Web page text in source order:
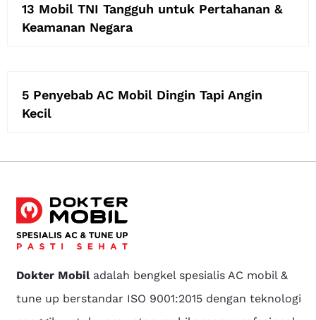
13 Mobil TNI Tangguh untuk Pertahanan &
Keamanan Negara
5 Penyebab AC Mobil Dingin Tapi Angin
Kecil
Dokter Mobiladalah bengkel spesialis AC mobil &
tune up berstandar ISO 9001:2015 dengan teknologi